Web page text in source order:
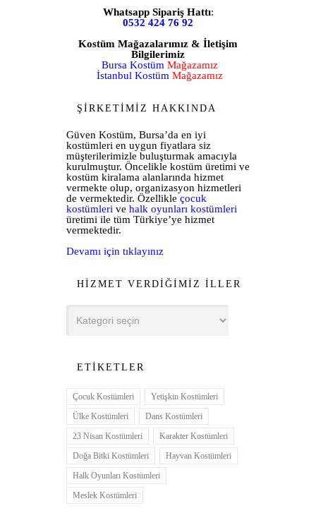
Whatsapp Sipariş Hattı:
0532 424 76 92
Kostüm Mağazalarımız & İletişim
Bilgilerimiz
Bursa Kostüm Mağazamız
İstanbul Kostüm Mağazamız
ŞİRKETİMİZ HAKKINDA
Güven Kostüm, Bursa’da en iyi
kostümleri en uygun fiyatlara siz
müşterilerimizle buluşturmak amacıyla
kurulmuştur. Öncelikle kostüm üretimi ve
kostüm kiralama alanlarında hizmet
vermekte olup, organizasyon hizmetleri
de vermektedir. Özellikle çocuk
kostümleri ve halk oyunları kostümleri
üretimi ile tüm Türkiye’ye hizmet
vermektedir.
Devamı için tıklayınız
HIZMET VERDIĞIMIZ İLLER
Hizmet
Verdiğimiz
ETIKETLER
Çocuk Kostümleri
Yetişkin Kostümleri
Ülke Kostümleri
Dans Kostümleri
23 Nisan Kostümleri
Karakter Kostümleri
Doğa Bitki Kostümleri
Hayvan Kostümleri
Halk Oyunları Kostümleri
Meslek Kostümleri